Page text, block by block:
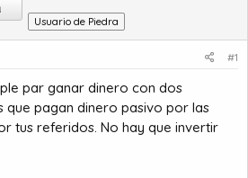
Usuario de Piedra
#1
par ganar dinero con dos
que pagan dinero pasivo por las
tus referidos. No hay que invertir